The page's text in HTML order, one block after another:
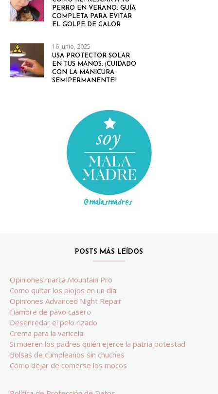
PERRO EN VERANO: GUÍA
COMPLETA PARA EVITAR
EL GOLPE DE CALOR
16 junio, 2025
USA PROTECTOR SOLAR
EN TUS MANOS: ¡CUIDADO
CON LA MANICURA
SEMIPERMANENTE!
POSTS MÁS LEÍDOS
Opiniones marca Mountain Pro
Como quitar los piojos en un día
Opiniones Advanced Night Repair
Fiambre de pavo casero
Desenredar el pelo rizado
Crema para la varicela
Si mueren los padres quién ejerce la patria potestad
Bolsas de cumpleaños sin chuches
Cómo dejar de comerse los mocos